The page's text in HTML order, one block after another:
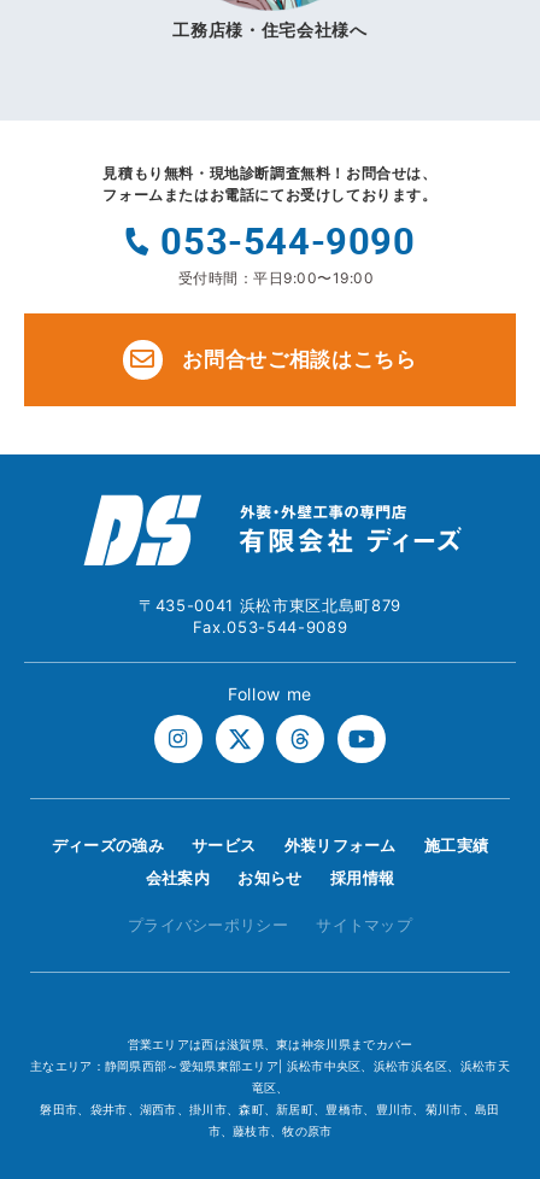
工務店様・住宅会社様へ
見積もり無料・現地診断調査無料！ お問合せは、
フォームまたはお電話にてお受けしております。
053-544-9090
受付時間：平日9:00〜19:00
お問合せご相談はこちら
〒435-0041 浜松市東区北島町879
Fax.053-544-9089
Follow me
ディーズの強み サービス 外装リフォーム
施工実績
会社案内
お知らせ 採用情報
プライバシーポリシー サイトマップ
営業エリアは西は滋賀県、東は神奈川県までカバー
主なエリア：静岡県西部～愛知県東部エリア| 浜松市中央区、浜松市浜名区、浜松市天
竜区、
磐田市、袋井市、湖西市、掛川市、森町、新居町、豊橋市、豊川市、菊川市、島田
市、藤枝市、牧の原市